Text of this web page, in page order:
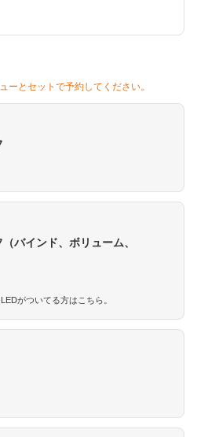
とセットで予約してください。
バインド、ボリューム、
がついてる方はこちら。